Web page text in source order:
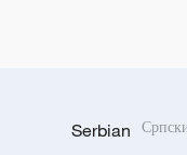
Serbian